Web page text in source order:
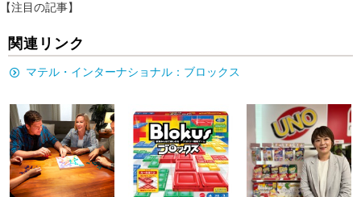
【注目の記事】
関連リンク
マテル・インターナショナル：ブロックス